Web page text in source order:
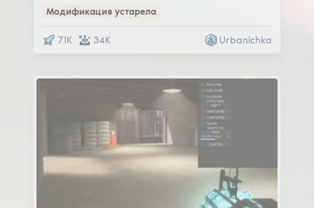
Модификация устарела
71K 34K Urbanichka